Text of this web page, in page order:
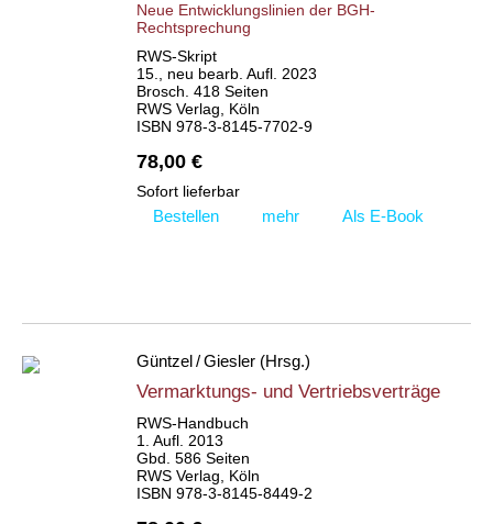
Neue Entwicklungslinien der BGH-
Rechtsprechung
RWS-Skript
15., neu bearb. Aufl. 2023
Brosch. 418 Seiten
RWS Verlag, Köln
ISBN 978-3-8145-7702-9
78,00 €
Sofort lieferbar
Bestellen mehr Als E-Book
Güntzel / Giesler (Hrsg.)
Vermarktungs- und Vertriebsverträge
RWS-Handbuch
1. Aufl. 2013
Gbd. 586 Seiten
RWS Verlag, Köln
ISBN 978-3-8145-8449-2